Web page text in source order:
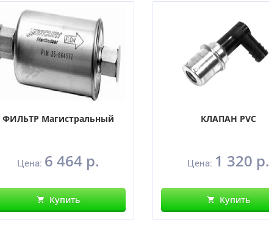
ФИЛЬТР Магистральный
Цена: 6 464 р.
Купить
КЛАПАН PVC
Цена: 1 320 р.
Купить